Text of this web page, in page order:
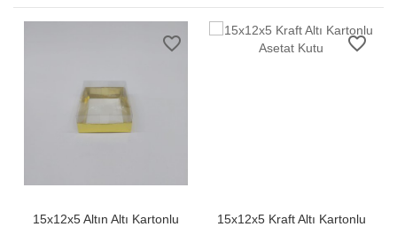
favorite_border
15x12x5 Altın Altı Kartonlu
favorite_border
15x12x5 Kraft Altı Kartonlu